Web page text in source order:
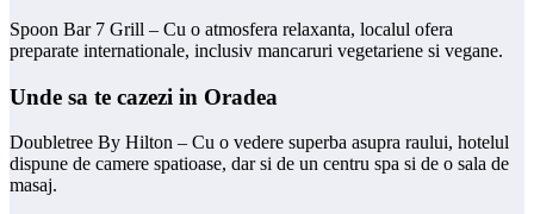
Spoon Bar 7 Grill – Cu o atmosfera relaxanta, localul ofera
preparate internationale, inclusiv mancaruri vegetariene si vegane.
Unde sa te cazezi in Oradea
Doubletree By Hilton – Cu o vedere superba asupra raului, hotelul
dispune de camere spatioase, dar si de un centru spa si de o sala de
masaj.